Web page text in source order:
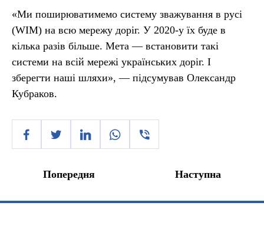
«Ми поширюватимемо систему зважування в русі
(WIM) на всю мережу доріг. У 2020-у їх буде в
кілька разів більше. Мета — встановити такі
системи на всій мережі українських доріг. І
зберегти наші шляхи», — підсумував Олександр
Кубраков.
Попередня Наступна